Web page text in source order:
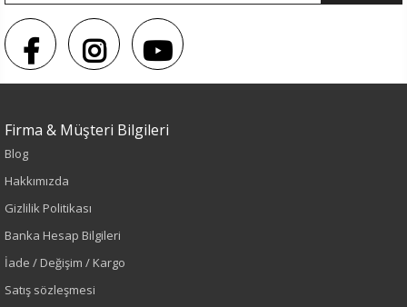
Sezon : YAZLIK
Renk
Sezon
Yaş Grubu
Firma & Müşteri Bilgileri
Blog
Hakkımızda
Gizlilik Politikası
Banka Hesap Bilgileri
İade / Değişim / Kargo
Satış sözleşmesi